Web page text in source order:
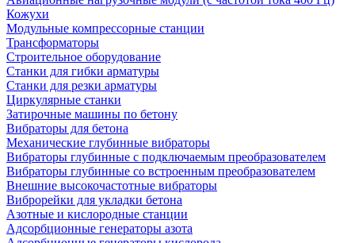
Кожухи
Модульные компрессорные станции
Трансформаторы
Строительное оборудование
Станки для гибки арматуры
Станки для резки арматуры
Циркулярные станки
Затирочные машины по бетону
Вибраторы для бетона
Механические глубинные вибраторы
Вибраторы глубинные с подключаемым преобразователем
Вибраторы глубинные со встроенным преобразователем
Внешние высокочастотные вибраторы
Виброрейки для укладки бетона
Азотные и кислородные станции
Адсорбционные генераторы азота